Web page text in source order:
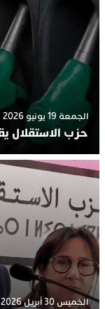
الجمعة 19 يونيو 2026 - 9:37
حزب الاستقلال
الخميس 30 أبريل 2026 - 9:54